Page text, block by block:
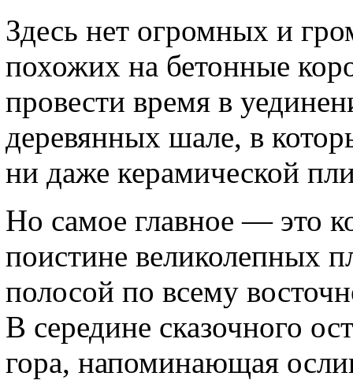
Здесь нет огромных и
похожих на бетонные
провести время в
деревянных шале, в
ни даже керамической
Но самое главное — это
поистине великолепных
полосой по всему
В середине сказочного
гора, напоминающая